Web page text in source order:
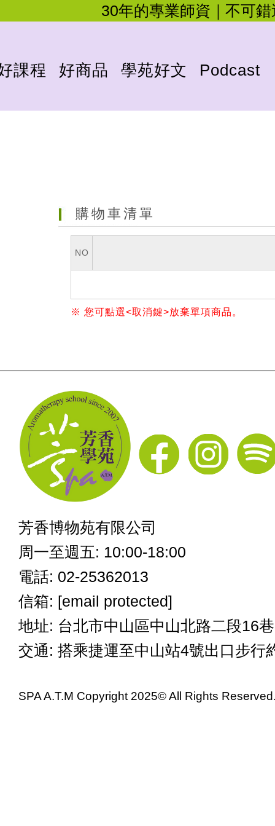
30年的專業師資｜不可
課程 好商品 學苑好文 Podcast
購物車清單
NO
※ 您可點選<取消鍵>放棄單項商品。
芳香博物苑有限公司
周一至週五: 10:00-18:00
電話: 02-25362013
信箱: [email protected]
地址: 台北市中山區中山北路二段16
交通: 搭乘捷運至中山站4號出口步行
SPA A.T.M Copyright 2025© All Rights